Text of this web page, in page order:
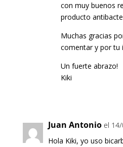
con muy buenos
producto
Muchas gracias
comentar y por tu
Un fuerte abrazo!
Kiki
Juan Antonio el
Hola Kiki, yo uso